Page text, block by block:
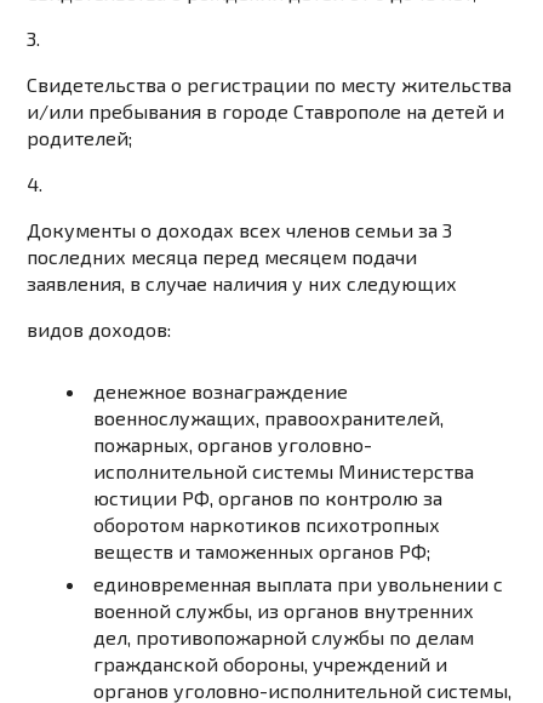
3.
Свидетельства о регистрации по месту жительства
и/или пребывания в городе Ставрополе на детей и
родителей;
4.
Документы о доходах всех членов семьи за 3
последних месяца перед месяцем подачи
заявления, в случае наличия у них следующих
видов доходов:
денежное вознаграждение
военнослужащих, правоохранителей,
пожарных, органов уголовно-
исполнительной системы Министерства
юстиции РФ, органов по контролю за
оборотом наркотиков психотропных
веществ и таможенных органов РФ;
единовременная выплата при увольнении с
военной службы, из органов внутренних
дел, противопожарной службы по делам
гражданской обороны, учреждений и
органов уголовно-исполнительной системы,